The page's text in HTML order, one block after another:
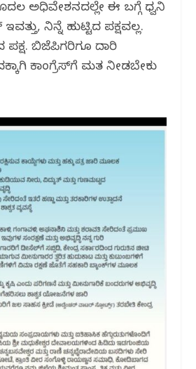
ಅಧಿವೇಶನದಲ್ಲೇ ಈ ಬಗ್ಗೆ ಧ್ವನಿ
ಇವತ್ತು, ನಿನ್ನೆ ಹುಟ್ಟಿದ ಪಕ್ಷವಲ್ಲ.
ಪಕ್ಷ. ಬಿಜೆಪಿಗರಿಗೂ ದಾರಿ
ಕಾಂಗ್ರೆಸ್‌ಗೆ ಮತ ನೀಡಬೇಕು